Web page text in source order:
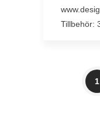
Tillbehör:
1